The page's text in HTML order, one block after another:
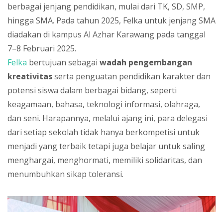
berbagai jenjang pendidikan, mulai dari TK, SD, SMP,
hingga SMA. Pada tahun 2025, Felka untuk jenjang SMA
diadakan di kampus Al Azhar Karawang pada tanggal
7–8 Februari 2025.
Felka bertujuan sebagai wadah pengembangan
kreativitasserta penguatan pendidikan karakter dan
potensi siswa dalam berbagai bidang, seperti
keagamaan, bahasa, teknologi informasi, olahraga,
dan seni. Harapannya, melalui ajang ini, para delegasi
dari setiap sekolah tidak hanya berkompetisi untuk
menjadi yang terbaik tetapi juga belajar untuk saling
menghargai, menghormati, memiliki solidaritas, dan
menumbuhkan sikap toleransi.